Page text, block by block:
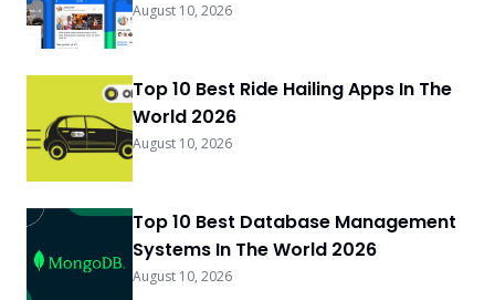
August 10, 2026
Top 10 Best Ride Hailing Apps In The
World 2026
August 10, 2026
Top 10 Best Database Management
Systems In The World 2026
August 10, 2026